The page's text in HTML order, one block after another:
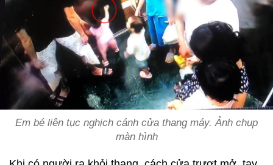
Em bé liên tục nghịch cánh cửa thang máy. Ảnh chụp
màn hình